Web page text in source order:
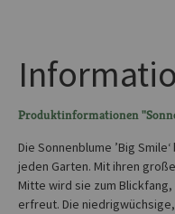
Produktinformationen
Die Sonnenblume ’Big
jeden Garten. Mit ihren
Mitte wird sie zum
erfreut. Die